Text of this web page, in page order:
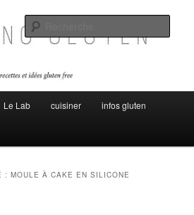
Le Lab cuisiner infos gluten
:MOULE À CAKE EN SILICONE